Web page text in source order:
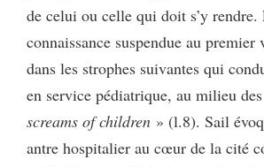
de celui ou celle qui doit s’y rendre.
connaissance suspendue au premier
dans les strophes suivantes qui
en service pédiatrique, au milieu
screams of children » (l.8). Sail
antre hospitalier au cœur de la cité